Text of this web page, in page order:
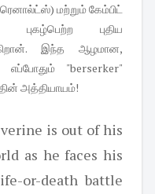
மற்றும் கேம்பிட்
புதிய
இந்த ஆழமான,
"berserker"
அத்தியாயம்!
is out of his
as he faces his
or-death battle